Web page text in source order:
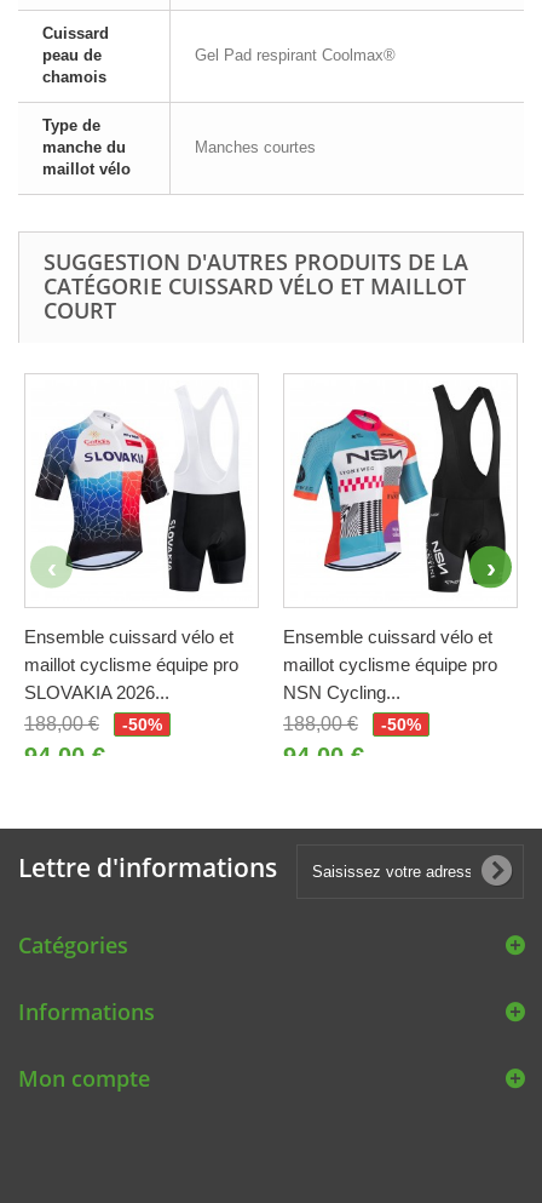
Cuissard
peau de
chamois
Gel Pad respirant Coolmax®
Type de
manche du
maillot vélo
Manches courtes
SUGGESTION D'AUTRES PRODUITS DE LA
CATÉGORIE CUISSARD VÉLO ET MAILLOT
COURT
Ensemble cuissard vélo et
maillot cyclisme équipe pro
SLOVAKIA 2026...
188,00 €
-50%
94,00 €
Ensemble cuissard vélo et
maillot cyclisme équipe pro
NSN Cycling...
188,00 €
-50%
94,00 €
Lettre d'informations
Catégories
Informations
Mon compte